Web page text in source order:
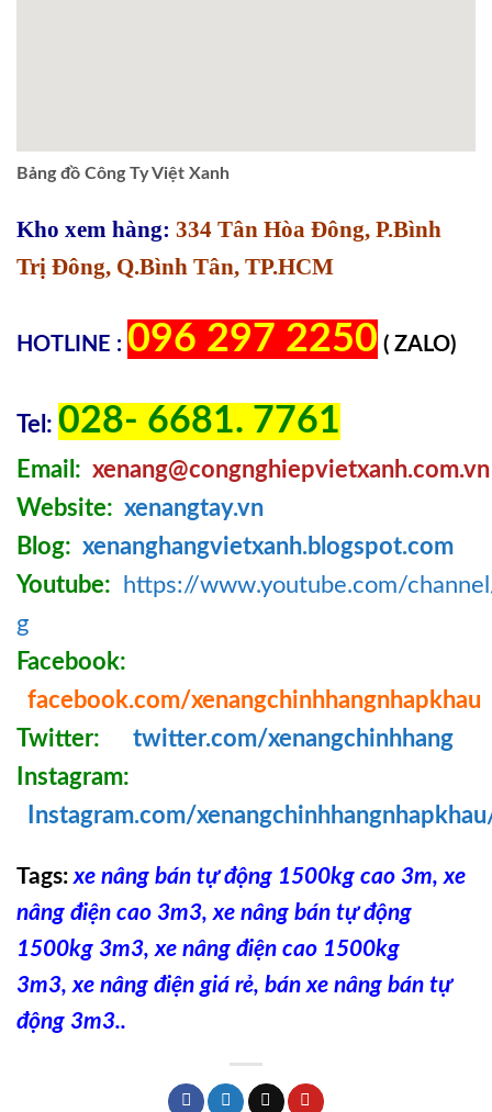
Bảng đồ Công Ty Việt Xanh
Kho xem hàng: 334 Tân Hòa Đông, P.Bình
Trị Đông, Q.Bình Tân, TP.HCM
HOTLINE : 096 297 2250 ( ZALO)
Tel: 028- 6681. 7761
Email: xenang@congnghiepvietxanh.com.vn
Website: xenangtay.vn
Blog: xenanghangvietxanh.blogspot.com
Youtube:
https://www.youtube.com/
g
Facebook:
facebook.com/xenangchinhhangnhapkhau
Twitter:
twitter.com/xenangchinhhang
Instagram:
Instagram.com/
Tags: xe nâng bán tự động 1500kg cao 3m, xe
nâng điện cao 3m3, xe nâng bán tự động
1500kg 3m3, xe nâng điện cao 1500kg
3m3, xe nâng điện giá rẻ, bán xe nâng bán tự
động 3m3..